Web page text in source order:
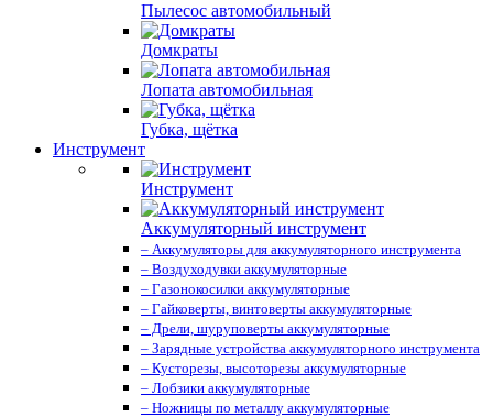
Пылесос автомобильный
Домкраты
Лопата автомобильная
Губка, щётка
Инструмент
Инструмент
Аккумуляторный инструмент
– Аккумуляторы для аккумуляторного инструмента
– Воздуходувки аккумуляторные
– Газонокосилки аккумуляторные
– Гайковерты, винтоверты аккумуляторные
– Дрели, шуруповерты аккумуляторные
– Зарядные устройства аккумуляторного инструмента
– Кусторезы, высоторезы аккумуляторные
– Лобзики аккумуляторные
– Ножницы по металлу аккумуляторные